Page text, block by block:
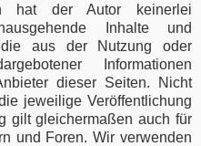
hat der Autor keinerlei
Inhalte und
aus der Nutzung oder
Informationen
dieser Seiten. Nicht
jeweilige Veröffentlichung
gilt gleichermaßen auch für
und Foren. Wir verwenden